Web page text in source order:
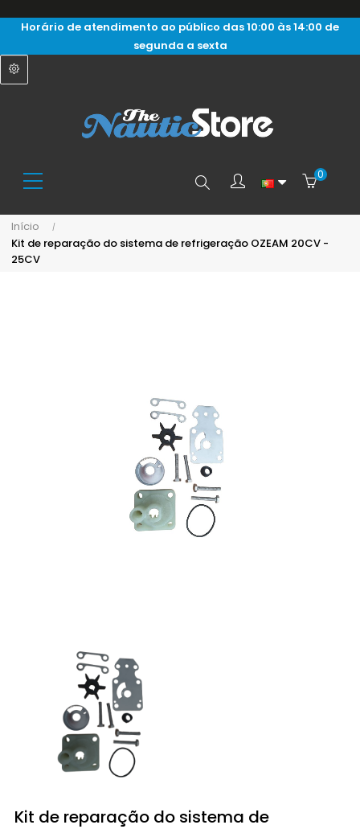
Horário de atendimento ao público das 10:00 às 14:00 de
segunda a sexta
Search
here...
0
Início
Kit de reparação do sistema de refrigeração OZEAM 20CV -
25CV
Kit de reparação do sistema de